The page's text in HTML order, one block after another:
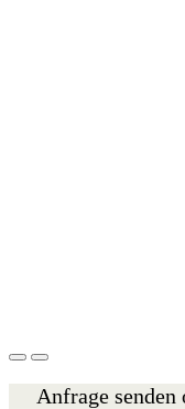
Anfrage senden